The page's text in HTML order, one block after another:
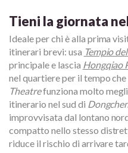
Tieni la giornata
Ideale per chi è alla prima
itinerari brevi: usa Tempio
principale e lascia Hongqiao
nel quartiere per il tempo
Theatrefunziona molto
itinerario nel sud di
improvvisata dal lontano
compatto nello stesso
riduce il rischio di arrivare